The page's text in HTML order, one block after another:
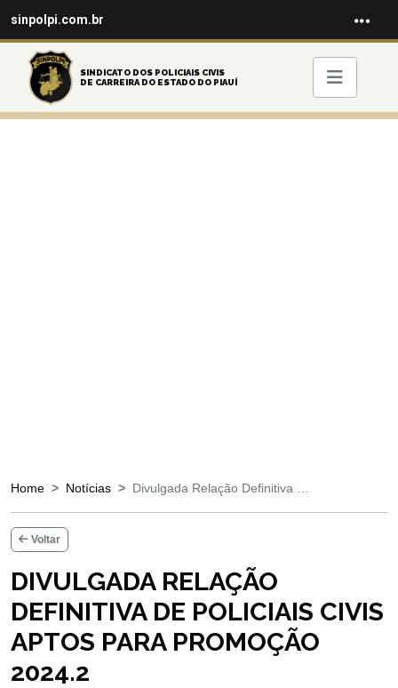
sinpolpi.com.br
SINDICATO DOS POLICIAIS CIVIS
DE CARREIRA DO ESTADO DO PIAUÍ
Home Notícias Divulgada Relação Definitiva …
Voltar
DIVULGADA RELAÇÃO
DEFINITIVA DE POLICIAIS CIVIS
APTOS PARA PROMOÇÃO
2024.2